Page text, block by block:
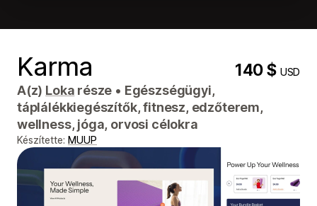
Karma 140 $USD
A(z) Loka része • Egészségügyi,
táplálékkiegészítők, fitnesz, edzőterem,
wellness, jóga, orvosi célokra
Készítette: MUUP